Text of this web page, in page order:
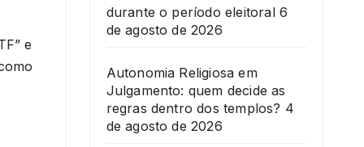
e
durante o período eleitoral 6
de agosto de 2026
Autonomia Religiosa em
Julgamento: quem decide as
regras dentro dos templos? 4
de agosto de 2026